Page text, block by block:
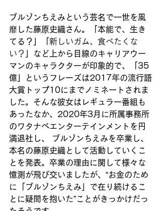
ブルゾンちえみという芸名で一世を風
靡した藤原史織さん。「本能で、生き
てる？」「 新しいガム、食べたくな
い？
」など上から目線のキャリアウー
マンのキャラクターが印象的で、「35
億」というフレーズは2017年の流行語
大賞トップ10にまでノミネートされま
した。そんな彼女はレギュラー番組も
あったなか、2020年3月に所属事務所
のワタナベエンターテインメントを円
満退社し、 ブルゾンちえみを卒業し、
本名の藤原史織として活動していくこ
とを発表。卒業の理由に関して様々な
憶測が飛び交いましたが、“お金のため
に「ブルゾンちえみ」で在り続けるこ
とに疑問を抱いた”ことがきっかけだっ